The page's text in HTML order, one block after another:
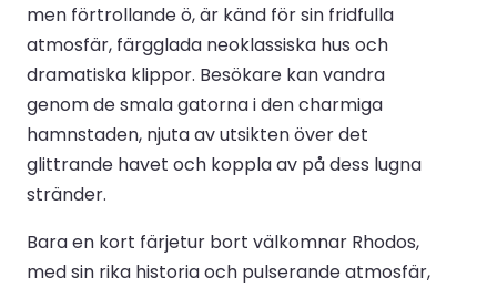
men förtrollande ö, är känd för sin fridfulla
atmosfär, färgglada neoklassiska hus och
dramatiska klippor. Besökare kan vandra
genom de smala gatorna i den charmiga
hamnstaden, njuta av utsikten över det
glittrande havet och koppla av på dess lugna
stränder.
Bara en kort färjetur bort välkomnar Rhodos,
med sin rika historia och pulserande atmosfär,